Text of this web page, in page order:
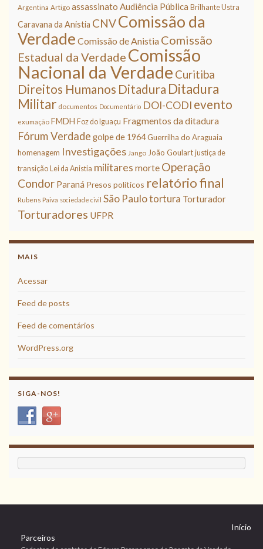
Argentina Artigo assassinato Audiência Pública Brilhante Ustra
Caravana da Anistia CNVComissão da
Verdade Comissão de Anistia Comissão
Estadual da Verdade Comissão
Nacional da Verdade Curitiba
Direitos Humanos Ditadura Ditadura
Militar documentos Documentário DOI-CODI evento
exumação FMDH Foz do Iguaçu Fragmentos da ditadura
Fórum Verdade golpe de 1964Guerrilha do Araguaia
homenagem Investigações Jango João Goulart justiça de
transição
Lei da Anistia militares morte Operação
Condor Paraná Presos políticos relatório final
Rubens Paiva sociedade civil São Paulotortura Torturador
Torturadores UFPR
MAIS
Acessar
Feed de posts
Feed de comentários
WordPress.org
SIGA-NOS!
Início
Parceiros